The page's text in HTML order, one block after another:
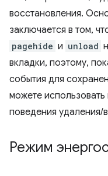
восстановления.
заключается в том,
pagehide и unload
вкладки, поэтому,
события для
можете
поведения удаления/
Режим